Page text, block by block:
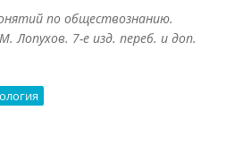
по обществознанию.
Лопухов. 7-е изд. переб. и доп.